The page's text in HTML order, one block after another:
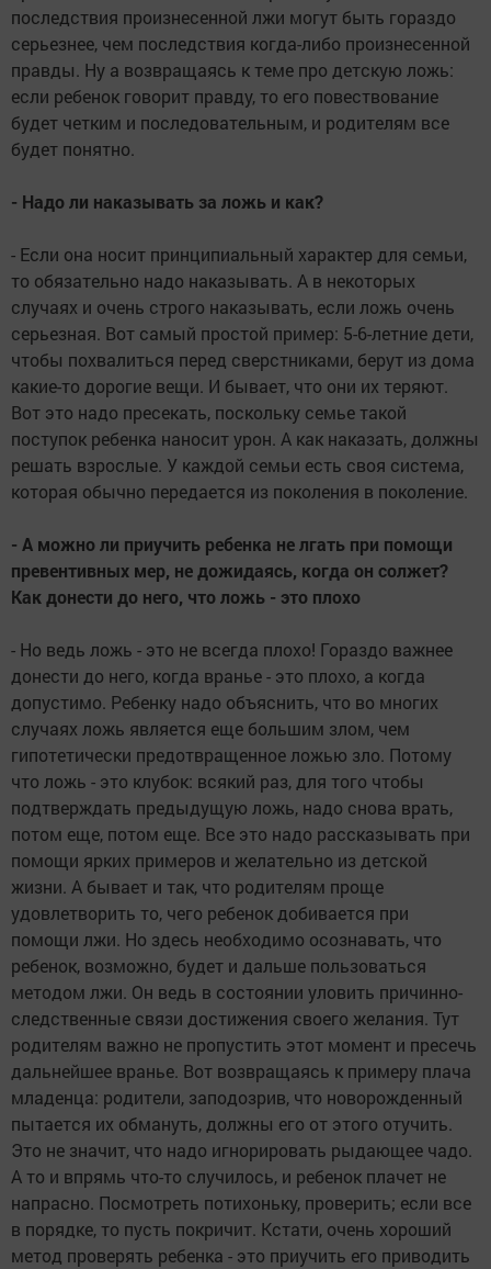
последствия произнесенной лжи могут быть гораздо
серьезнее, чем последствия когда-либо произнесенной
правды. Ну а возвращаясь к теме про детскую ложь:
если ребенок говорит правду, то его повествование
будет четким и последовательным, и родителям все
будет понятно.
- Надо ли наказывать за ложь и как?
- Если она носит принципиальный характер для семьи,
то обязательно надо наказывать. А в некоторых
случаях и очень строго наказывать, если ложь очень
серьезная. Вот самый простой пример: 5-6-летние дети,
чтобы похвалиться перед сверстниками, берут из дома
какие-то дорогие вещи. И бывает, что они их теряют.
Вот это надо пресекать, поскольку семье такой
поступок ребенка наносит урон. А как наказать, должны
решать взрослые. У каждой семьи есть своя система,
которая обычно передается из поколения в поколение.
- А можно ли приучить ребенка не лгать при помощи
превентивных мер, не дожидаясь, когда он солжет?
Как донести до него, что ложь - это плохо
- Но ведь ложь - это не всегда плохо! Гораздо важнее
донести до него, когда вранье - это плохо, а когда
допустимо. Ребенку надо объяснить, что во многих
случаях ложь является еще большим злом, чем
гипотетически предотвращенное ложью зло. Потому
что ложь - это клубок: всякий раз, для того чтобы
подтверждать предыдущую ложь, надо снова врать,
потом еще, потом еще. Все это надо рассказывать при
помощи ярких примеров и желательно из детской
жизни. А бывает и так, что родителям проще
удовлетворить то, чего ребенок добивается при
помощи лжи. Но здесь необходимо осознавать, что
ребенок, возможно, будет и дальше пользоваться
методом лжи. Он ведь в состоянии уловить причинно-
следственные связи достижения своего желания. Тут
родителям важно не пропустить этот момент и пресечь
дальнейшее вранье. Вот возвращаясь к примеру плача
младенца: родители, заподозрив, что новорожденный
пытается их обмануть, должны его от этого отучить.
Это не значит, что надо игнорировать рыдающее чадо.
А то и впрямь что-то случилось, и ребенок плачет не
напрасно. Посмотреть потихоньку, проверить; если все
в порядке, то пусть покричит. Кстати, очень хороший
метод проверять ребенка - это приучить его приводить